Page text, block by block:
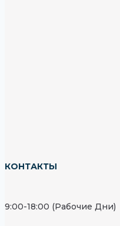
КОНТАКТЫ
9:00-18:00 (Рабочие Дни)